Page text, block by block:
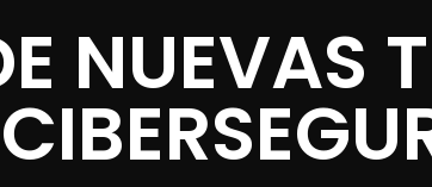
NUEVAS